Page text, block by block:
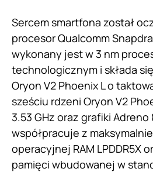
Sercem smartfona został
procesor Qualcomm
wykonany jest w 3 nm
technologicznym i składa
Oryon V2 Phoenix L o
sześciu rdzeni Oryon V2
3.53 GHz oraz grafiki
współpracuje z
operacyjnej RAM LPDDR5X
pamięci wbudowanej w